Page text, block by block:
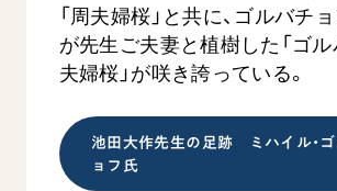
「周夫婦桜」と共に、ゴルバチ
が先生ご夫妻と植樹した「ゴ
夫婦桜」が咲き誇っている。
池田大作先生の足跡 ミハイル・ゴ
ョフ氏